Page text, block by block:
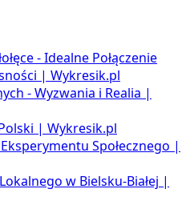
- Idealne Połączenie
| Wykresik.pl
- Wyzwania i Realia |
| Wykresik.pl
Społecznego |
w Bielsku-Białej |